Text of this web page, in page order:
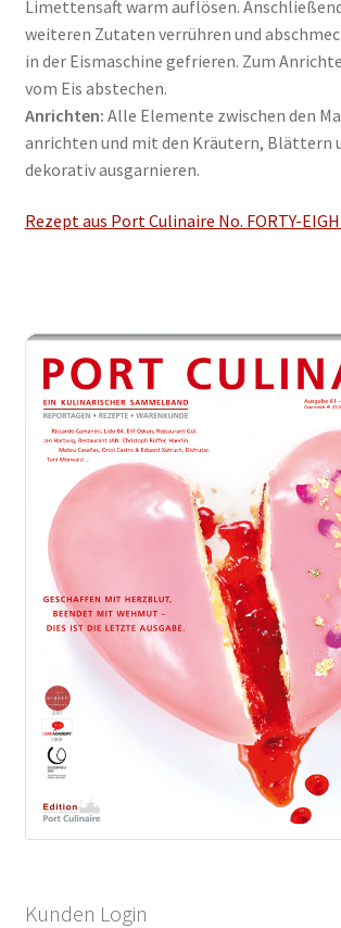
Limettensaft warm auflösen.
weiteren Zutaten verrühren und
in der Eismaschine gefrieren. Zum
vom Eis abstechen.
Anrichten: Alle Elemente zwischen den
anrichten und mit den Kräutern, Blättern
dekorativ ausgarnieren.
Rezept aus Port Culinaire No. FORTY-
Kunden Login